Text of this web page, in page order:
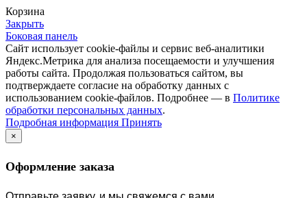
Корзина
Закрыть
Боковая панель
Сайт использует cookie-файлы и сервис веб-аналитики
Яндекс.Метрика для анализа посещаемости и улучшения
работы сайта. Продолжая пользоваться сайтом, вы
подтверждаете согласие на обработку данных с
использованием cookie-файлов. Подробнее — в Политике
обработки персональных данных.
Подробная информация Подробная
Принять
×
Оформление заказа